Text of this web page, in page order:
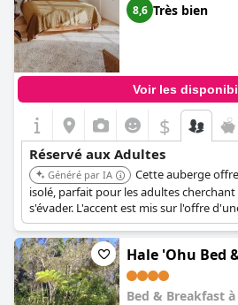
8,6 Très bien
Voir les
$
Réservé aux Adultes
Généré par IA
Cette auberge
isolé, parfait pour les adultes
s'évader. L'accent est mis sur l'offre
intime.
Hale 'Ohu Bed
Bed & Breakfast à